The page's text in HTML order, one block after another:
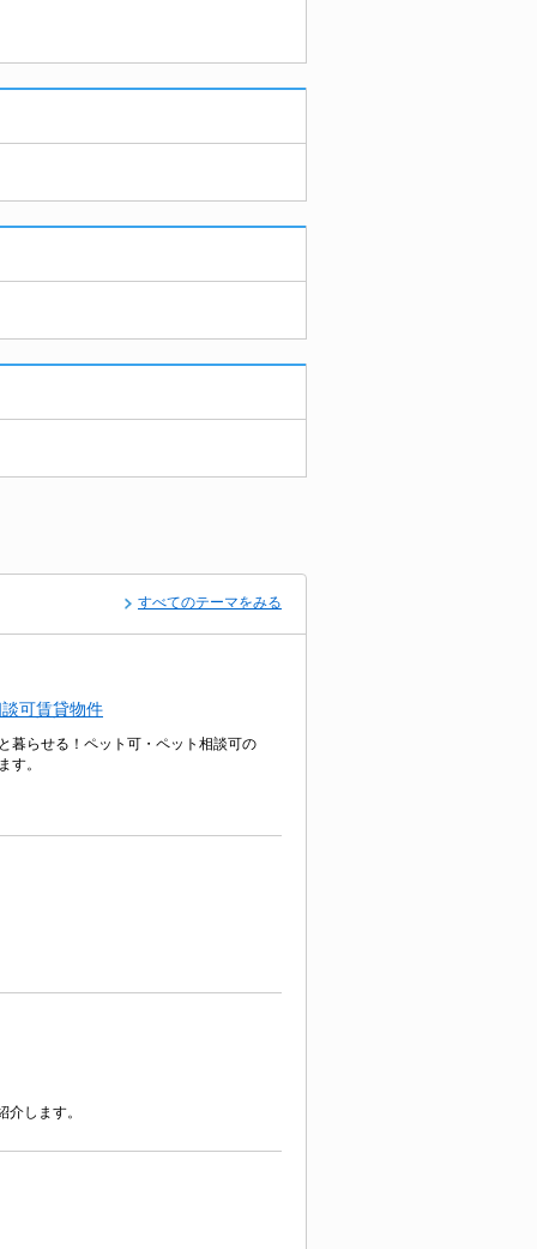
すべてのテーマをみる
可賃貸物件
暮らせる！ペット可・ペット相談可の
す。
します。